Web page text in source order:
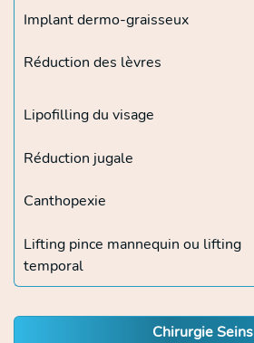
Implant dermo-graisseux
Réduction des lèvres
Lipofilling du visage
Réduction jugale
Canthopexie
Lifting pince mannequin ou lifting
temporal
Chirurgie Seins